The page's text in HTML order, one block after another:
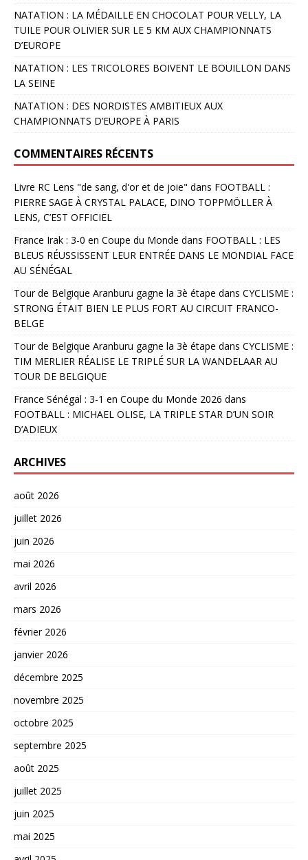
NATATION : LA MÉDAILLE EN CHOCOLAT POUR VELLY, LA
TUILE POUR OLIVIER SUR LE 5 KM AUX CHAMPIONNATS
D’EUROPE
NATATION : LES TRICOLORES BOIVENT LE BOUILLON DANS
LA SEINE
NATATION : DES NORDISTES AMBITIEUX AUX
CHAMPIONNATS D’EUROPE À PARIS
COMMENTAIRES RÉCENTS
Livre RC Lens "de sang, d'or et de joie" dans FOOTBALL :
PIERRE SAGE À CRYSTAL PALACE, DINO TOPPMÖLLER À
LENS, C’EST OFFICIEL
France Irak : 3-0 en Coupe du Monde dans FOOTBALL : LES
BLEUS RÉUSSISSENT LEUR ENTRÉE DANS LE MONDIAL FACE
AU SÉNÉGAL
Tour de Belgique Aranburu gagne la 3è étape dans CYCLISME :
STRONG ÉTAIT BIEN LE PLUS FORT AU CIRCUIT FRANCO-
BELGE
Tour de Belgique Aranburu gagne la 3è étape dans CYCLISME :
TIM MERLIER RÉALISE LE TRIPLÉ SUR LA WANDELAAR AU
TOUR DE BELGIQUE
France Sénégal : 3-1 en Coupe du Monde 2026 dans
FOOTBALL : MICHAEL OLISE, LA TRIPLE STAR D’UN SOIR
D’ADIEUX
ARCHIVES
août 2026
juillet 2026
juin 2026
mai 2026
avril 2026
mars 2026
février 2026
janvier 2026
décembre 2025
novembre 2025
octobre 2025
septembre 2025
août 2025
juillet 2025
juin 2025
mai 2025